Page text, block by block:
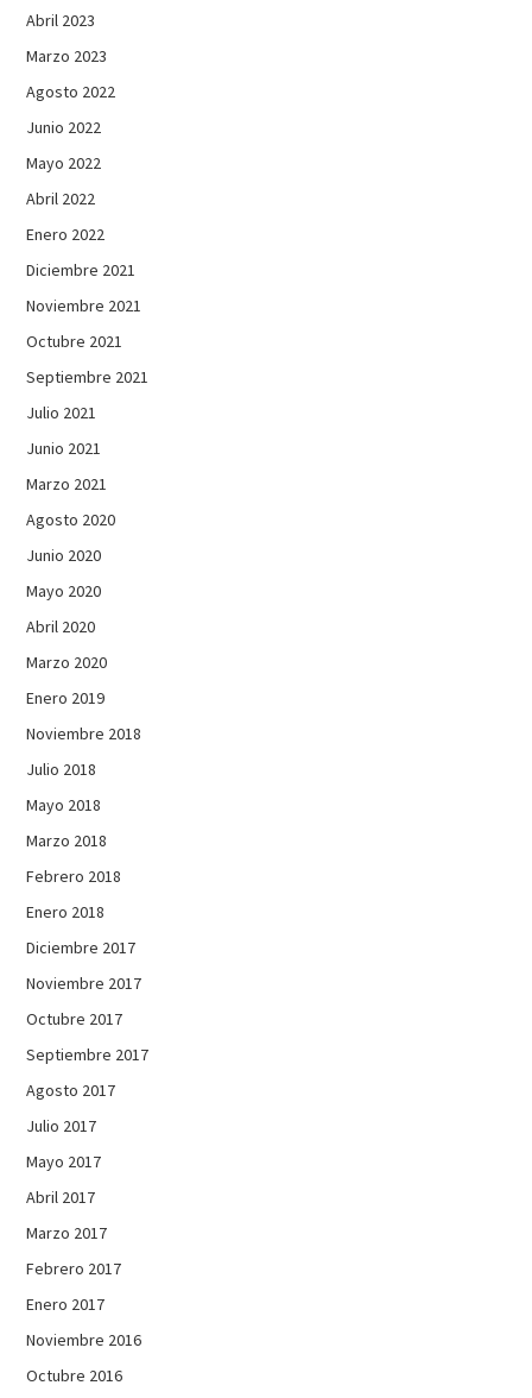
Abril 2023
Marzo 2023
Agosto 2022
Junio 2022
Mayo 2022
Abril 2022
Enero 2022
Diciembre 2021
Noviembre 2021
Octubre 2021
Septiembre 2021
Julio 2021
Junio 2021
Marzo 2021
Agosto 2020
Junio 2020
Mayo 2020
Abril 2020
Marzo 2020
Enero 2019
Noviembre 2018
Julio 2018
Mayo 2018
Marzo 2018
Febrero 2018
Enero 2018
Diciembre 2017
Noviembre 2017
Octubre 2017
Septiembre 2017
Agosto 2017
Julio 2017
Mayo 2017
Abril 2017
Marzo 2017
Febrero 2017
Enero 2017
Noviembre 2016
Octubre 2016